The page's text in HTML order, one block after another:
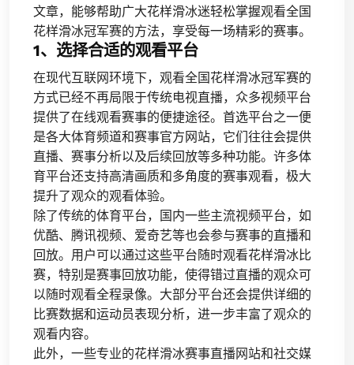
文章，能够帮助广大花样滑冰迷轻松掌握观看全国
花样滑冰冠军赛的方法，享受每一场精彩的赛事。
1、选择合适的观看平台
在现代互联网环境下，观看全国花样滑冰冠军赛的
方式已经不再局限于传统电视直播，众多视频平台
提供了在线观看赛事的便捷途径。首选平台之一便
是各大体育频道和赛事官方网站，它们往往会提供
直播、赛事分析以及后续回放等多种功能。许多体
育平台还支持高清画质和多角度的赛事观看，极大
提升了观众的观看体验。
除了传统的体育平台，国内一些主流视频平台，如
优酷、腾讯视频、爱奇艺等也会参与赛事的直播和
回放。用户可以通过这些平台随时观看花样滑冰比
赛，特别是赛事回放功能，使得错过直播的观众可
以随时观看全程录像。大部分平台还会提供详细的
比赛数据和运动员表现分析，进一步丰富了观众的
观看内容。
此外，一些专业的花样滑冰赛事直播网站和社交媒